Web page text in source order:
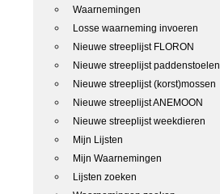
Waarnemingen
Losse waarneming invoeren
Nieuwe streeplijst FLORON
Nieuwe streeplijst paddenstoelen
Nieuwe streeplijst (korst)mossen
Nieuwe streeplijst ANEMOON
Nieuwe streeplijst weekdieren
Mijn Lijsten
Mijn Waarnemingen
Lijsten zoeken